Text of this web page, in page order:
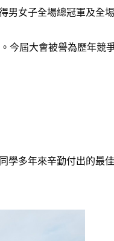
男女子全場總冠軍及全埸
今屆大會被譽為歷年競
學多年來辛勤付出的最